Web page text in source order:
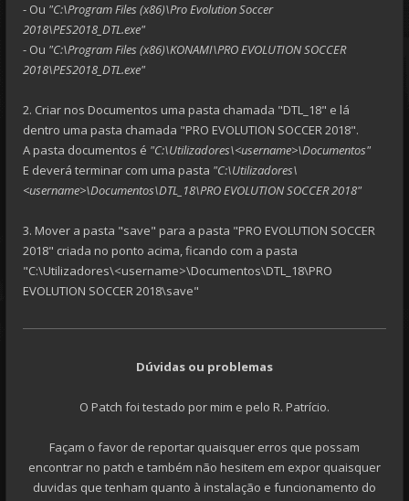
- Ou "C:\Program Files (x86)\Pro Evolution Soccer
2018\PES2018_DTL.exe"
- Ou "C:\Program Files (x86)\KONAMI\PRO EVOLUTION SOCCER
2018\PES2018_DTL.exe"
2. Criar nos Documentos uma pasta chamada "DTL_18" e lá
dentro uma pasta chamada "PRO EVOLUTION SOCCER 2018".
A pasta documentos é "C:\Utilizadores\<username>\Documentos"
E deverá terminar com uma pasta "C:\Utilizadores\
<username>\Documentos\DTL_18\PRO EVOLUTION SOCCER 2018"
3. Mover a pasta "save" para a pasta "PRO EVOLUTION SOCCER
2018" criada no ponto acima, ficando com a pasta
"C:\Utilizadores\<username>\Documentos\DTL_18\PRO
EVOLUTION SOCCER 2018\save"
Dúvidas ou problemas
O Patch foi testado por mim e pelo R. Patrício.
Façam o favor de reportar quaisquer erros que possam
encontrar no patch e também não hesitem em expor quaisquer
duvidas que tenham quanto à instalação e funcionamento do